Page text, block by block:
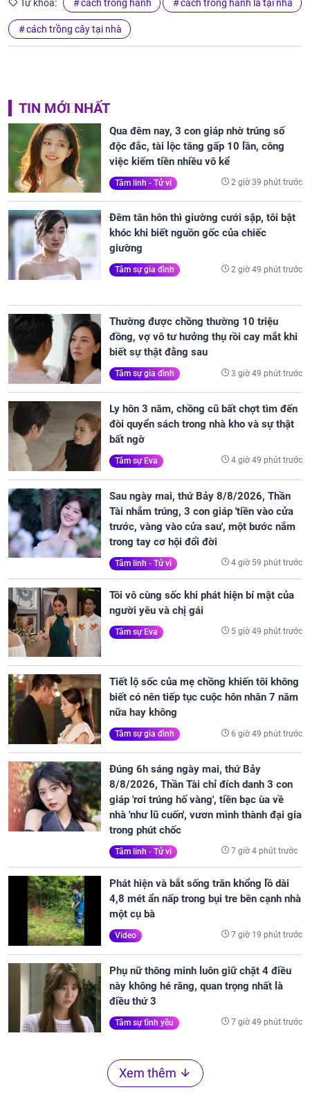
Từ khóa: cách trồng hành cách trồng hành lá tại nhà
cách trồng cây tại nhà
TIN MỚI NHẤT
Qua đêm nay, 3 con giáp nhờ trúng số
độc đắc, tài lộc tăng gấp 10 lần, công
việc kiếm tiền nhiều vô kể
Tâm linh - Tử vi 2 giờ 39 phút trước
Đêm tân hôn thì giường cưới sập, tôi bật
khóc khi biết nguồn gốc của chiếc
giường
Tâm sự gia đình 2 giờ 49 phút trước
Thường được chồng thường 10 triệu
đồng, vợ vô tư hưởng thụ rồi cay mắt khi
biết sự thật đằng sau
Tâm sự gia đình 3 giờ 49 phút trước
Ly hôn 3 năm, chồng cũ bất chợt tìm đến
đòi quyển sách trong nhà kho và sự thật
bất ngờ
Tâm sự Eva 4 giờ 49 phút trước
Sau ngày mai, thứ Bảy 8/8/2026, Thần
Tài nhắm trúng, 3 con giáp 'tiền vào cửa
trước, vàng vào cửa sau', một bước nắm
trong tay cơ hội đổi đời
Tâm linh - Tử vi 4 giờ 59 phút trước
Tôi vô cùng sốc khi phát hiện bí mật của
người yêu và chị gái
Tâm sự Eva 5 giờ 49 phút trước
Tiết lộ sốc của mẹ chồng khiến tôi không
biết có nên tiếp tục cuộc hôn nhân 7 năm
nữa hay không
Tâm sự gia đình 6 giờ 49 phút trước
Đúng 6h sáng ngày mai, thứ Bảy
8/8/2026, Thần Tài chỉ đích danh 3 con
giáp 'rơi trúng hố vàng', tiền bạc ùa về
nhà 'như lũ cuốn', vươn mình thành đại gia
trong phút chốc
Tâm linh - Tử vi 7 giờ 4 phút trước
Phát hiện và bắt sống trăn khổng lồ dài
4,8 mét ẩn nấp trong bụi tre bên cạnh nhà
một cụ bà
Video 7 giờ 19 phút trước
Phụ nữ thông minh luôn giữ chặt 4 điều
này không hé răng, quan trọng nhất là
điều thứ 3
Tâm sự tình yêu 7 giờ 49 phút trước
Xem thêm